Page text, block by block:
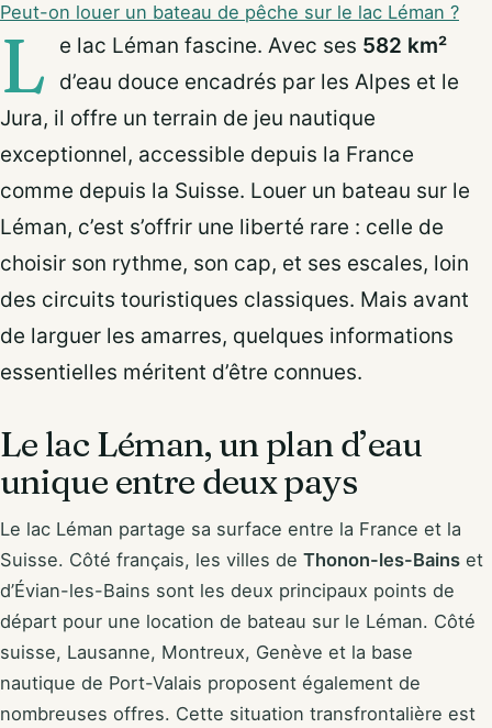
Peut-on louer un bateau de pêche sur le lac Léman ?
L e lac Léman fascine. Avec ses 582 km²
d’eau douce encadrés par les Alpes et le
Jura, il offre un terrain de jeu nautique
exceptionnel, accessible depuis la France
comme depuis la Suisse. Louer un bateau sur le
Léman, c’est s’offrir une liberté rare : celle de
choisir son rythme, son cap, et ses escales, loin
des circuits touristiques classiques. Mais avant
de larguer les amarres, quelques informations
essentielles méritent d’être connues.
Le lac Léman, un plan d’eau
unique entre deux pays
Le lac Léman partage sa surface entre la France et la
Suisse. Côté français, les villes de Thonon-les-Bains et
d’Évian-les-Bains sont les deux principaux points de
départ pour une location de bateau sur le Léman. Côté
suisse, Lausanne, Montreux, Genève et la base
nautique de Port-Valais proposent également de
nombreuses offres. Cette situation transfrontalière est